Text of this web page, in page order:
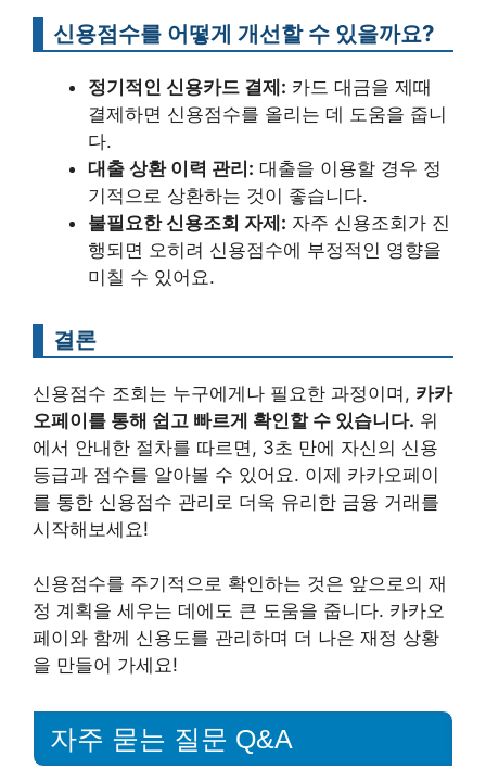
신용점수를 어떻게 개선할 수 있을까요?
정기적인 신용카드 결제: 카드 대금을 제때
결제하면 신용점수를 올리는 데 도움을 줍니
다.
대출 상환 이력 관리: 대출을 이용할 경우 정
기적으로 상환하는 것이 좋습니다.
불필요한 신용조회 자제: 자주 신용조회가 진
행되면 오히려 신용점수에 부정적인 영향을
미칠 수 있어요.
결론
신용점수 조회는 누구에게나 필요한 과정이며, 카카
오페이를 통해 쉽고 빠르게 확인할 수 있습니다. 위
에서 안내한 절차를 따르면, 3초 만에 자신의 신용
등급과 점수를 알아볼 수 있어요. 이제 카카오페이
를 통한 신용점수 관리로 더욱 유리한 금융 거래를
시작해보세요!
신용점수를 주기적으로 확인하는 것은 앞으로의 재
정 계획을 세우는 데에도 큰 도움을 줍니다. 카카오
페이와 함께 신용도를 관리하며 더 나은 재정 상황
을 만들어 가세요!
자주 묻는 질문 Q&A